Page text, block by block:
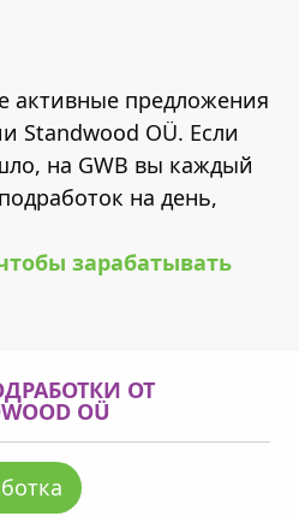
активные предложения
Standwood OÜ. Если
на GWB вы каждый
на день,
зарабатывать
ОТ
OÜ